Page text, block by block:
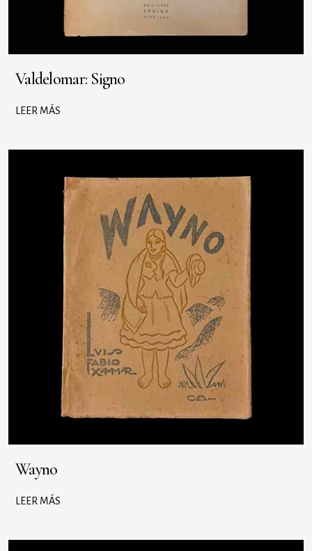
Valdelomar: Signo
LEER MÁS
Wayno
LEER MÁS